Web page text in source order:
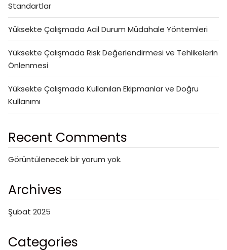
Standartlar
Yüksekte Çalışmada Acil Durum Müdahale Yöntemleri
Yüksekte Çalışmada Risk Değerlendirmesi ve Tehlikelerin
Önlenmesi
Yüksekte Çalışmada Kullanılan Ekipmanlar ve Doğru
Kullanımı
Recent Comments
Görüntülenecek bir yorum yok.
Archives
Şubat 2025
Categories